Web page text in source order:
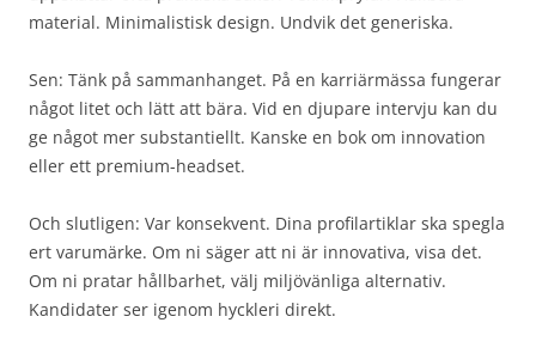
material. Minimalistisk design. Undvik det generiska.
Sen: Tänk på sammanhanget. På en karriärmässa fungerar
något litet och lätt att bära. Vid en djupare intervju kan du
ge något mer substantiellt. Kanske en bok om innovation
eller ett premium-headset.
Och slutligen: Var konsekvent. Dina profilartiklar ska spegla
ert varumärke. Om ni säger att ni är innovativa, visa det.
Om ni pratar hållbarhet, välj miljövänliga alternativ.
Kandidater ser igenom hyckleri direkt.